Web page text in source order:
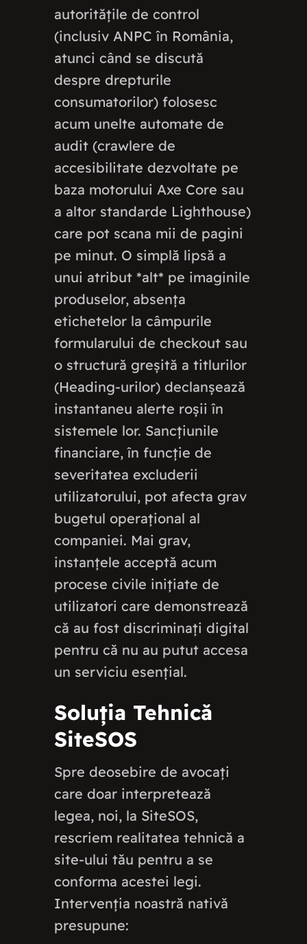
autoritățile de control
(inclusiv ANPC în România,
atunci când se discută
despre drepturile
consumatorilor) folosesc
acum unelte automate de
audit (crawlere de
accesibilitate dezvoltate pe
baza motorului Axe Core sau
a altor standarde Lighthouse)
care pot scana mii de pagini
pe minut. O simplă lipsă a
unui atribut *alt* pe imaginile
produselor, absența
etichetelor la câmpurile
formularului de checkout sau
o structură greșită a titlurilor
(Heading-urilor) declanșează
instantaneu alerte roșii în
sistemele lor. Sancțiunile
financiare, în funcție de
severitatea excluderii
utilizatorului, pot afecta grav
bugetul operațional al
companiei. Mai grav,
instanțele acceptă acum
procese civile inițiate de
utilizatori care demonstrează
că au fost discriminați digital
pentru că nu au putut accesa
un serviciu esențial.
Soluția Tehnică
SiteSOS
Spre deosebire de avocați
care doar interpretează
legea, noi, la SiteSOS,
rescriem realitatea tehnică a
site-ului tău pentru a se
conforma acestei legi.
Intervenția noastră nativă
presupune: